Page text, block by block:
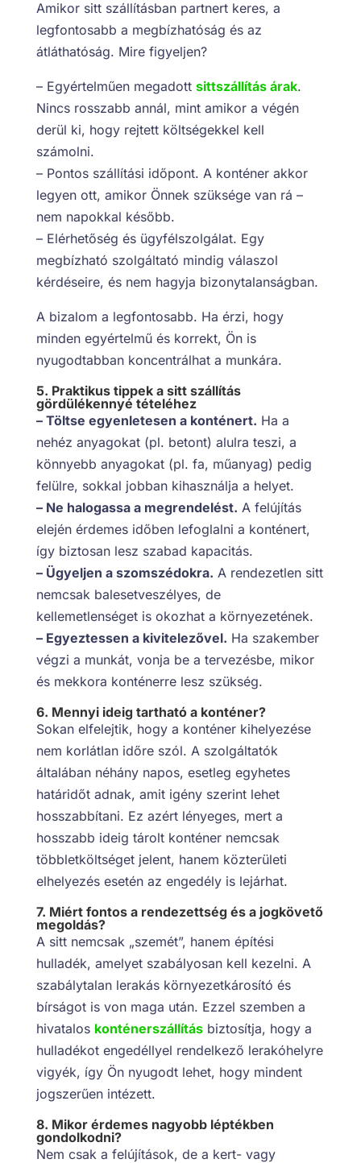
Amikor sitt szállításban partnert keres, a
legfontosabb a megbízhatóság és az
átláthatóság. Mire figyeljen?
– Egyértelműen megadott sittszállítás árak.
Nincs rosszabb annál, mint amikor a végén
derül ki, hogy rejtett költségekkel kell
számolni.
– Pontos szállítási időpont. A konténer akkor
legyen ott, amikor Önnek szüksége van rá –
nem napokkal később.
– Elérhetőség és ügyfélszolgálat. Egy
megbízható szolgáltató mindig válaszol
kérdéseire, és nem hagyja bizonytalanságban.
A bizalom a legfontosabb. Ha érzi, hogy
minden egyértelmű és korrekt, Ön is
nyugodtabban koncentrálhat a munkára.
5. Praktikus tippek a sitt szállítás
gördülékennyé tételéhez
– Töltse egyenletesen a konténert. Ha a
nehéz anyagokat (pl. betont) alulra teszi, a
könnyebb anyagokat (pl. fa, műanyag) pedig
felülre, sokkal jobban kihasználja a helyet.
– Ne halogassa a megrendelést. A felújítás
elején érdemes időben lefoglalni a konténert,
így biztosan lesz szabad kapacitás.
– Ügyeljen a szomszédokra. A rendezetlen sitt
nemcsak balesetveszélyes, de
kellemetlenséget is okozhat a környezetének.
– Egyeztessen a kivitelezővel. Ha szakember
végzi a munkát, vonja be a tervezésbe, mikor
és mekkora konténerre lesz szükség.
6. Mennyi ideig tartható a konténer?
Sokan elfelejtik, hogy a konténer kihelyezése
nem korlátlan időre szól. A szolgáltatók
általában néhány napos, esetleg egyhetes
határidőt adnak, amit igény szerint lehet
hosszabbítani. Ez azért lényeges, mert a
hosszabb ideig tárolt konténer nemcsak
többletköltséget jelent, hanem közterületi
elhelyezés esetén az engedély is lejárhat.
7. Miért fontos a rendezettség és a jogkövető
megoldás?
A sitt nemcsak „szemét”, hanem építési
hulladék, amelyet szabályosan kell kezelni. A
szabálytalan lerakás környezetkárosító és
bírságot is von maga után. Ezzel szemben a
hivatalos konténerszállításbiztosítja, hogy a
hulladékot engedéllyel rendelkező lerakóhelyre
vigyék, így Ön nyugodt lehet, hogy mindent
jogszerűen intézett.
8. Mikor érdemes nagyobb léptékben
gondolkodni?
Nem csak a felújítások, de a kert- vagy